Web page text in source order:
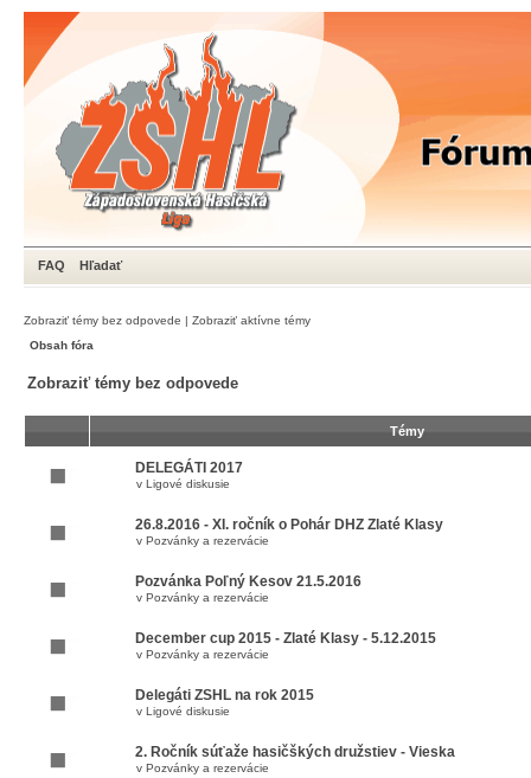
FAQ Hľadať
Zobraziť témy bez odpovede | Zobraziť aktívne témy
Obsah fóra
Zobraziť témy bez odpovede
Témy
DELEGÁTI 2017
v Ligové diskusie
26.8.2016 - XI. ročník o Pohár DHZ Zlaté Klasy
v Pozvánky a rezervácie
Pozvánka Poľný Kesov 21.5.2016
v Pozvánky a rezervácie
December cup 2015 - Zlaté Klasy - 5.12.2015
v Pozvánky a rezervácie
Delegáti ZSHL na rok 2015
v Ligové diskusie
2. Ročník súťaže hasičškých družstiev - Vieska
v Pozvánky a rezervácie